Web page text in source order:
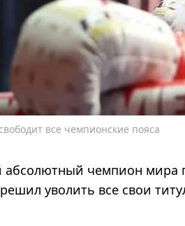
все чемпионские пояса
чемпион мира
уволить все свои